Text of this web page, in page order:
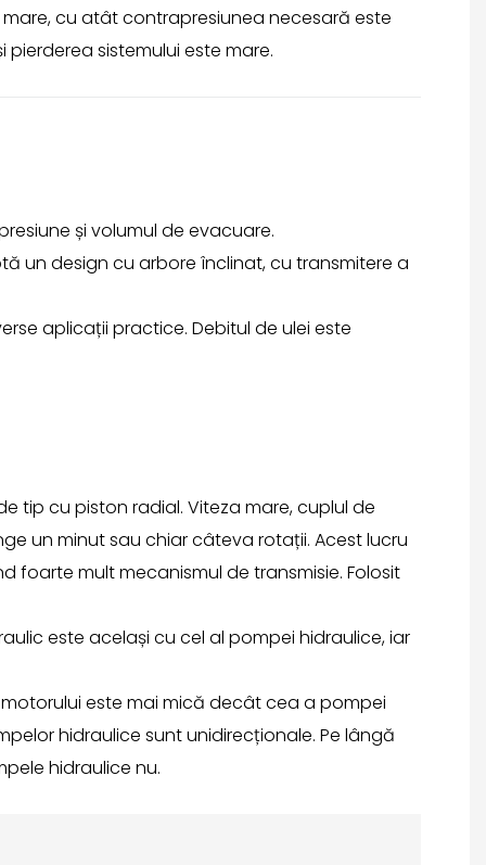
cu atât contrapresiunea necesară este
sistemului este mare.
și volumul de evacuare.
un design cu arbore înclinat, cu transmitere a
aplicații practice. Debitul de ulei este
tip cu piston radial. Viteza mare, cuplul de
un minut sau chiar câteva rotații. Acest lucru
foarte mult mecanismul de transmisie. Folosit
este același cu cel al pompei hidraulice, iar
este mai mică decât cea a pompei
hidraulice sunt unidirecționale. Pe lângă
hidraulice nu.